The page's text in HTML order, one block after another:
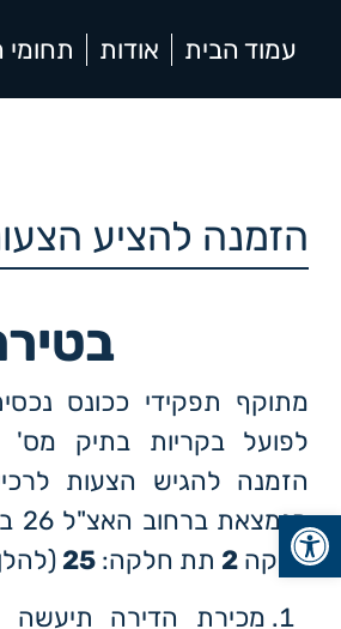
פתח סרגל נגישות
עמוד הבית אודות
הזמנה להציע
מתוקף תפקידי ככונס
הזמנה להגיש הצעות
הנמצאת ברחוב האצ"ל 26 בטירת הכרמל, הידועה כגוש:
חלקה 2 תת חלקה: 25
מכירת הדירה תיעשה